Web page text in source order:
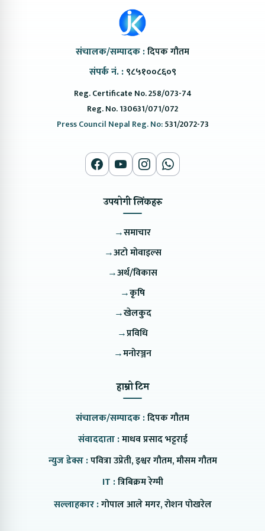
संचालक/सम्पादक :दिपक गौतम
संपर्क नं. : ९८५१००८६०९
Reg. Certificate No. 258/073-74
Reg. No. 130631/071/072
Press Council Nepal Reg. No:531/2072-73
उपयोगी लिंकहरु
→समाचार
→अटो मोवाइल्स
→अर्थ/विकास
→कृषि
→खेलकुद
→प्रविधि
→मनोरञ्जन
हाम्रो टिम
संचालक/सम्पादक :दिपक गौतम
संवाददाता :माधव प्रसाद भट्टराई
न्युज डेक्स :पवित्रा उप्रेती, इश्वर गौतम, मौसम गौतम
IT :त्रिबिक्रम रेग्मी
सल्लाहकार :गोपाल आले मगर, रोशन पोखरेल